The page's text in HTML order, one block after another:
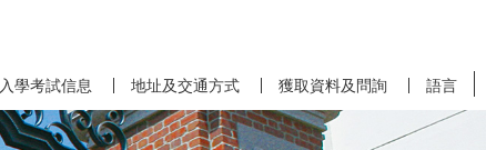
入學考試信息 地址及交通方式 獲取資料及問詢 語言